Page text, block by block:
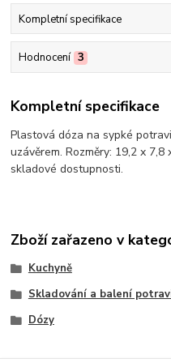
Kompletní specifikace
Hodnocení 3
Kompletní specifikace
Plastová dóza na sypké
uzávěrem. Rozměry: 19,2 x
skladové dostupnosti.
Zboží zařazeno v
Kuchyně
Skladování a balení
Dózy